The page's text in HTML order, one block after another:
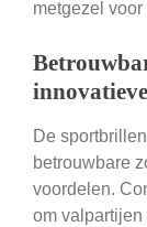
metgezel
De
betrouwbare
voordelen.
om valpartijen